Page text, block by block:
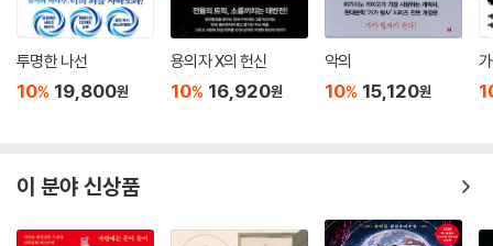
투명한 나선
10% 19,800원
용의자 X의 헌신
10% 16,920원
악의
10% 15,120원
이 분야 신상품